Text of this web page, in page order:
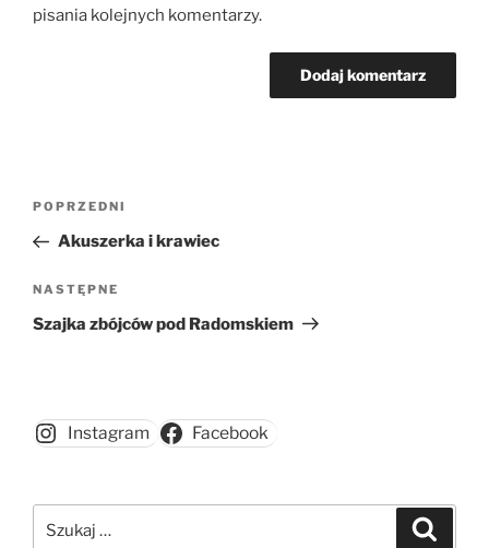
pisania kolejnych komentarzy.
Nawigacja
Poprzedni
wpis
POPRZEDNI
Akuszerka i krawiec
Następny
wpis
NASTĘPNE
Szajka zbójców pod Radomskiem
Instagram Facebook